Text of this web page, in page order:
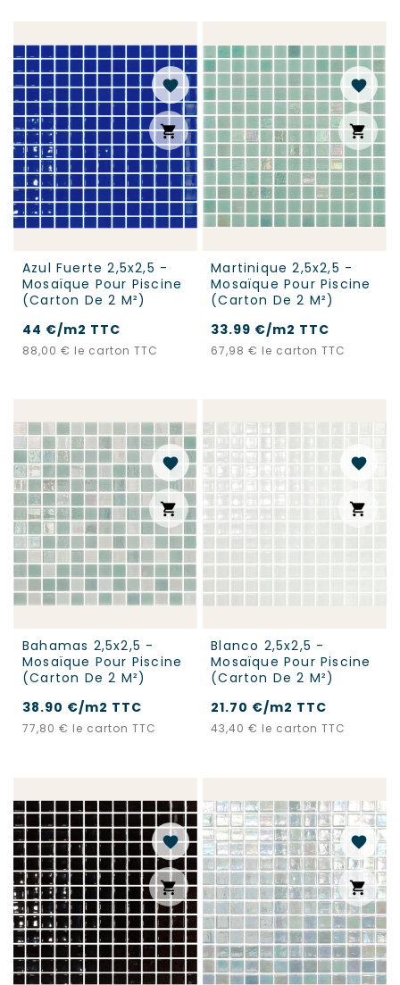
Azul Fuerte 2,5x2,5 -
Mosaïque Pour Piscine
(carton De 2 M²)
44 €/m2 TTC
88,00 € le carton TTC
favorite
shopping_cart
Martinique 2,5x2,5 -
Mosaïque Pour Piscine
(carton De 2 M²)
33.99 €/m2 TTC
67,98 € le carton TTC
favorite
shopping_cart
Bahamas 2,5x2,5 -
Mosaïque Pour Piscine
(carton De 2 M²)
38.90 €/m2 TTC
77,80 € le carton TTC
favorite
shopping_cart
Blanco 2,5x2,5 -
Mosaïque Pour Piscine
(carton De 2 M²)
21.70 €/m2 TTC
43,40 € le carton TTC
favorite
shopping_cart
favorite
shopping_cart
favorite
shopping_cart